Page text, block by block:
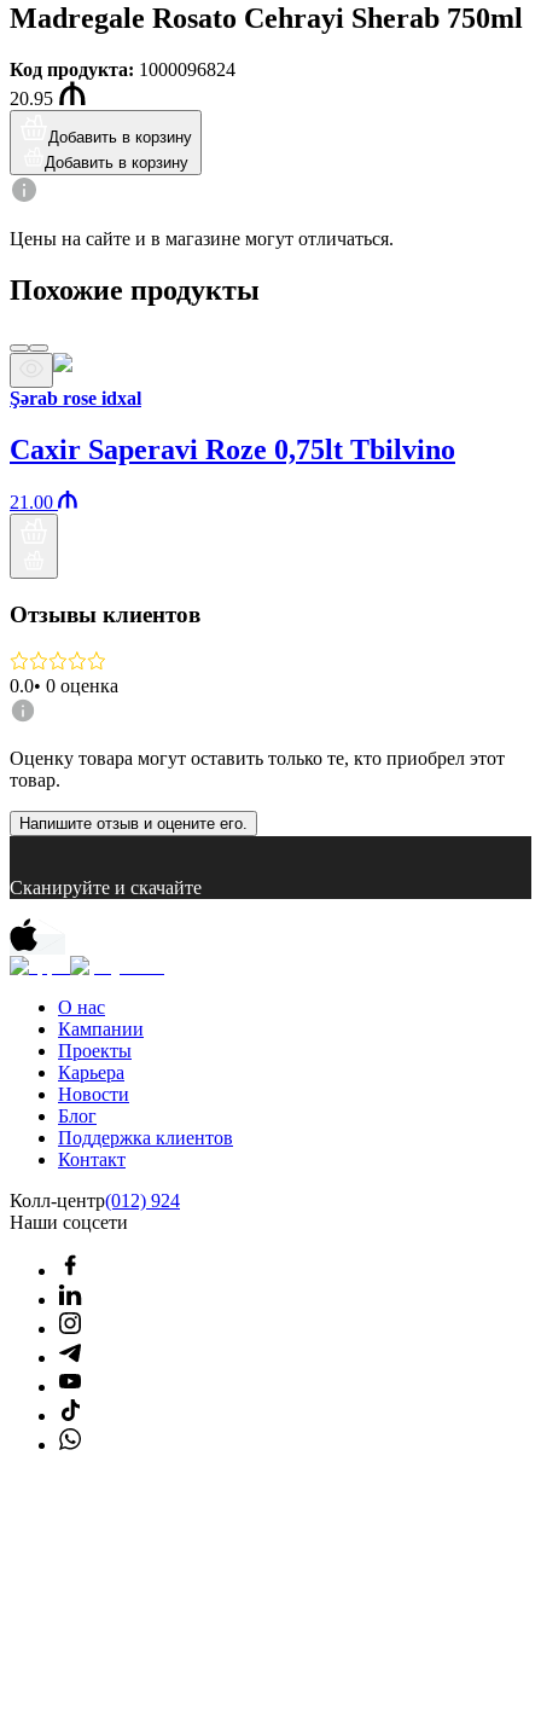
Madregale Rosato Cehrayi Sherab 750ml
Код продукта: 1000096824
20.95
Добавить в корзину
Добавить в корзину
Цены на сайте и в магазине могут отличаться.
Похожие продукты
Şərab rose idxal
Caxir Saperavi Roze 0,75lt Tbilvino
21.00
Отзывы клиентов
0.0• 0 оценка
Оценку товара могут оставить только те, кто приобрел этот
товар.
Напишите отзыв и оцените его.
Сканируйте и скачайте
О нас
Кампании
Проекты
Карьера
Новости
Блог
Поддержка клиентов
Контакт
Колл-центр(012) 924
Наши соцсети